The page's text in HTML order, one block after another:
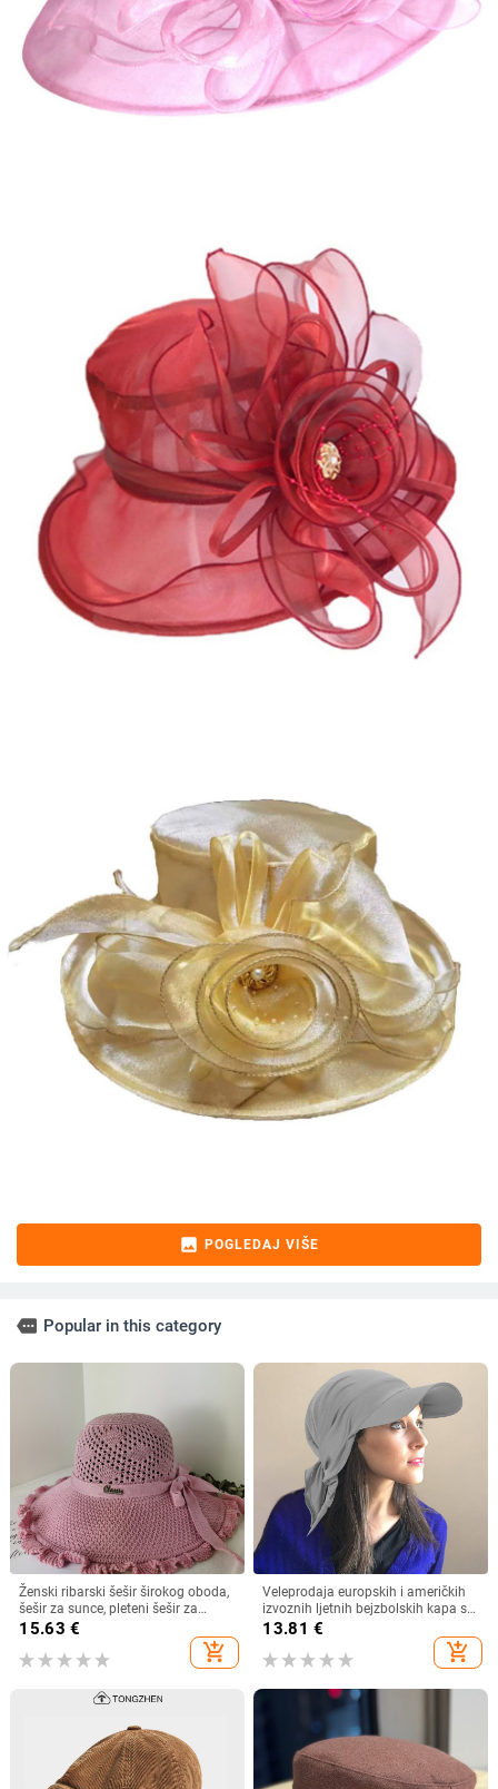
image POGLEDAJ VIŠE
more Popular in this category
Ženski ribarski šešir širokog oboda,
šešir za sunce, pleteni šešir za
sunce, šešir za odmor na plaži, šešir
15.63 €
add_shopping_cart
Veleprodaja europskih i američkih
izvoznih ljetnih bejzbolskih kapa s
vezicom na leđima, vanjski šešir,
13.81 €
add_shopping_cart